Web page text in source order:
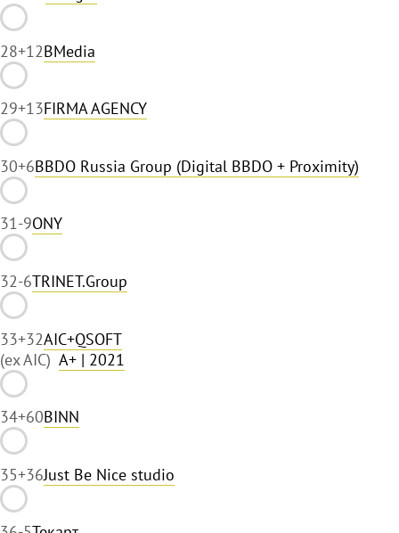
28+12BMedia
29+13FIRMA AGENCY
30+6BBDO Russia Group (Digital BBDO + Proximity)
31-9ONY
32-6TRINET.Group
33+32AIC+QSOFT
(ex AIC) A+ | 2021
34+60BINN
35+36Just Be Nice studio